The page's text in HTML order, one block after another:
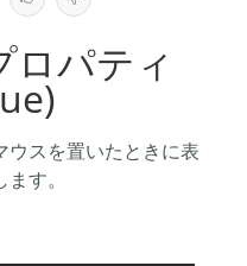
ロパティ
スを置いたときに表
す。